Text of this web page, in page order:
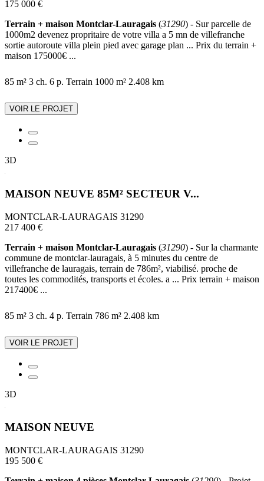
175 000 €
Terrain + maison Montclar-Lauragais (31290) - Sur parcelle de
1000m2 devenez propritaire de votre villa a 5 mn de villefranche
sortie autoroute villa plein pied avec garage plan ... Prix du terrain +
maison 175000€ ...
85 m² 3 ch. 6 p. Terrain 1000 m² 2.408 km
VOIR LE PROJET
3D
MAISON NEUVE 85M² SECTEUR V...
MONTCLAR-LAURAGAIS 31290
217 400 €
Terrain + maison Montclar-Lauragais (31290) - Sur la charmante
commune de montclar-lauragais, à 5 minutes du centre de
villefranche de lauragais, terrain de 786m², viabilisé. proche de
toutes les commodités, transports et écoles. a ... Prix terrain + maison
217400€ ...
85 m² 3 ch. 4 p. Terrain 786 m² 2.408 km
VOIR LE PROJET
3D
MAISON NEUVE
MONTCLAR-LAURAGAIS 31290
195 500 €